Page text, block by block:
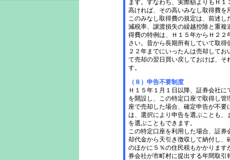
ます。すなわち、実際額よりもＨ
高ければ、その高いみなし取得費
このみなし取得費の規定は、前述
減税率、譲渡損失の繰越控除と重
得費の特例は、Ｈ１５年からＨ２
さい。昔から長期所有していて取
２２年までにいったんは売却して
て売却の翌日買い戻しておけば、
す。
（８）申告不要制度
Ｈ１５年１月１日以降、証券会社
を開設し、この特定口座で取得し
座で売却した場合、確定申告が不
は、選択により申告を選ぶことも
を選ぶこともできます。
この特定口座を利用した場合、証
却代金から天引き徴収して納付し
のほかに５％の住民税もかかりま
券会社が市町村に提出する年間取